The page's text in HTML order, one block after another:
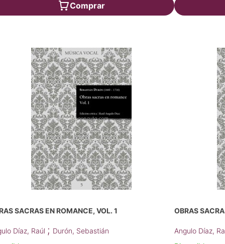
Comprar
SACRAS EN ROMANCE, VOL. 1
Díaz, Raúl ; Durón, Sebastián
OBRAS
Angulo Díaz,